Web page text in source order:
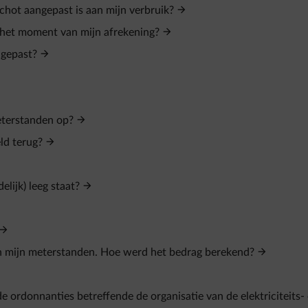
aangepast is aan mijn verbruik?
moment van mijn afrekening?
op?
terug?
leeg staat?
meterstanden. Hoe werd het bedrag berekend?
ordonnanties betreffende de organisatie van de elektriciteits-